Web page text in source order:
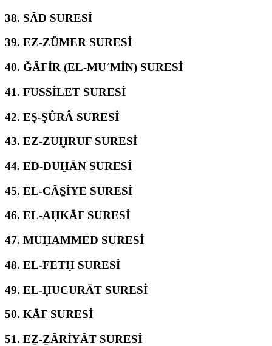
38. SÂD SURESİ
39. EZ-ZÜMER SURESİ
40. ĞÂFİR (EL-MUʾMİN) SURESİ
41. FUSSİLET SURESİ
42. EŞ-ŞÛRÂ SURESİ
43. EZ-ZUḪRUF SURESİ
44. ED-DUḪĀN SURESİ
45. EL-CÂS̱İYE SURESİ
46. EL-AḤKĀF SURESİ
47. MUḤAMMED SURESİ
48. EL-FETḤ SURESİ
49. EL-ḤUCURĀT SURESİ
50. KĀF SURESİ
51. EẔ-ẔÂRİYÂT SURESİ